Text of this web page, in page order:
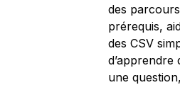
des
prérequis,
des CSV
une